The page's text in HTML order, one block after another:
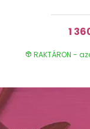
1
RAKTÁRON -